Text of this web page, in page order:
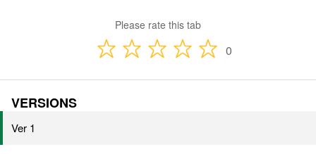
Please rate this tab
0
VERSIONS
Ver 1